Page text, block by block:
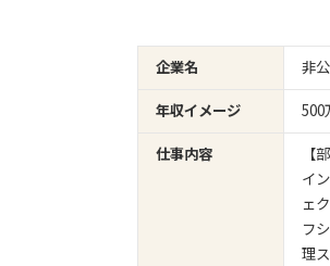
企業名
非
年収イメージ
500
仕事内容
【
イ
ェ
フ
理